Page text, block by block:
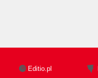
Editio.pl